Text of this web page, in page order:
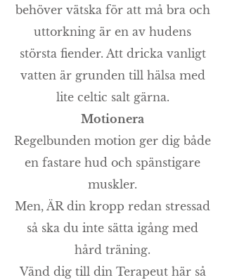
behöver vätska för att må bra och
uttorkning är en av hudens
största fiender. Att dricka vanligt
vatten är grunden till hälsa med
lite celtic salt gärna.
Motionera
Regelbunden motion ger dig både
en fastare hud och spänstigare
muskler.
Men, ÄR din kropp redan stressad
så ska du inte sätta igång med
hård träning.
Vänd dig till din Terapeut här så